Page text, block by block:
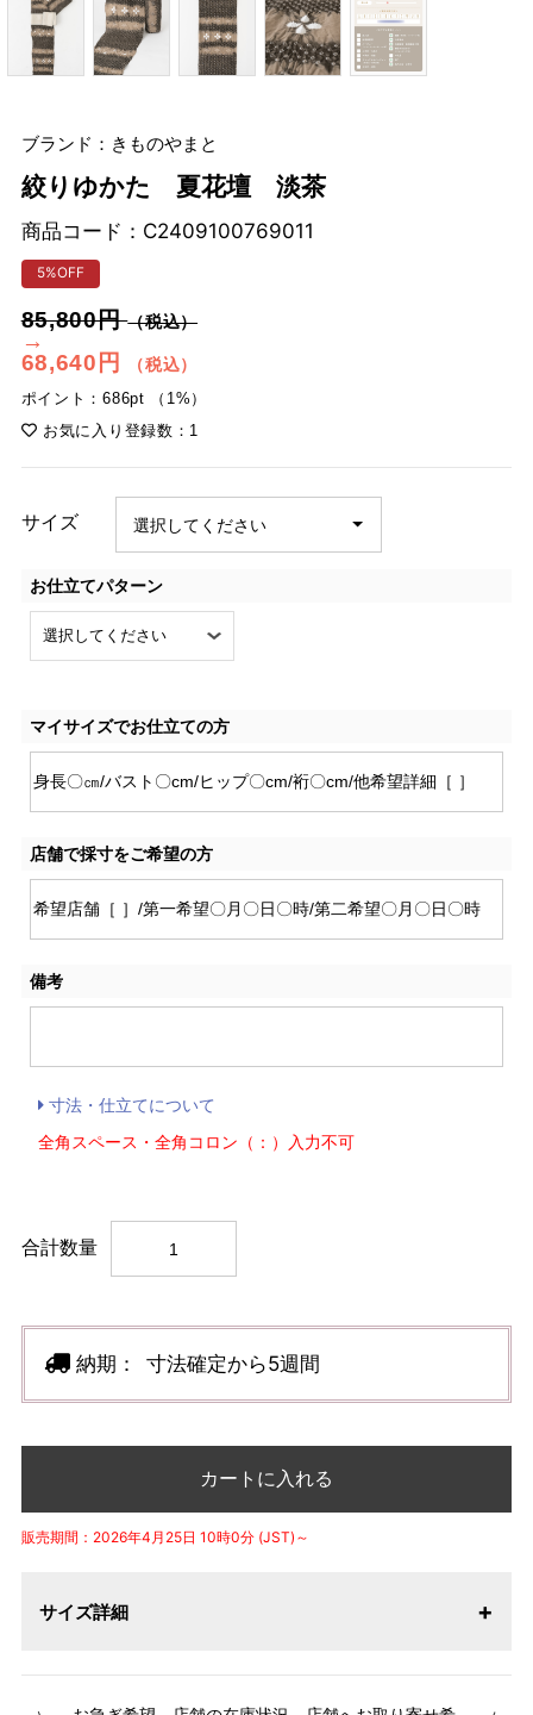
ブランド：きものやまと
絞りゆかた 夏花壇 淡茶
商品コード： C2409100769011
5%OFF
85,800円（税込）
→
68,640円
（税込）
ポイント：686pt （1%）
お気に入り登録数：1
サイズ
お仕立てパターン
マイサイズでお仕立ての方
店舗で採寸をご希望の方
備考
寸法・仕立てについて
全角スペース・全角コロン（：）入力不可
合計数量
納期： 寸法確定から5週間
カートに入れる
販売期間：2026年4月25日 10時0分 (JST)～
サイズ詳細